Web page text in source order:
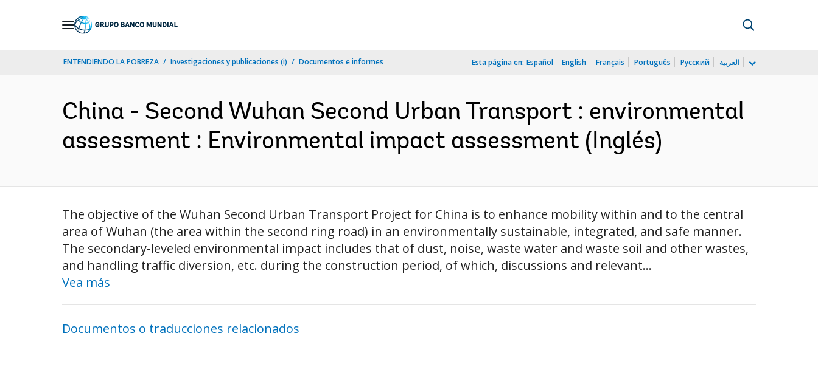
ENTENDIENDO LA POBREZA Investigaciones y publicaciones (i) Documentos e informes Esta página en: Español English Français Português Русский العربية
China - Second Wuhan Second Urban Transport : environmental
assessment : Environmental impact assessment (Inglés)
The objective of the Wuhan Second Urban Transport Project for China is to enhance mobility within and to the central
area of Wuhan (the area within the second ring road) in an environmentally sustainable, integrated, and safe manner.
The secondary-leveled environmental impact includes that of dust, noise, waste water and waste soil and other wastes,
and handling traffic diversion, etc. during the construction period, of which, discussions and relevant...
Vea más
Documentos o traducciones relacionados